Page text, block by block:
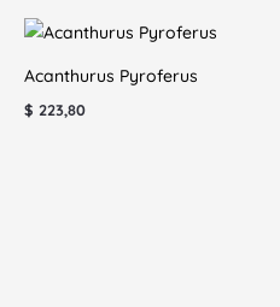
Acanthurus Pyroferus
$ 223,80